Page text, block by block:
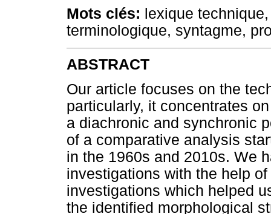
Mots clés: lexique
terminologique, syntagme,
ABSTRACT
Our article focuses on the
particularly, it concentrates
a diachronic and synchronic
of a comparative analysis
in the 1960s and 2010s. We
investigations with the help
investigations which helped
the identified morphological